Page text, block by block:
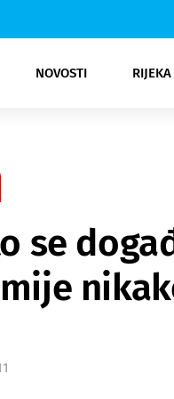
NOVOSTI
Rijeka Opatija
NK
Moda
Kultura
se